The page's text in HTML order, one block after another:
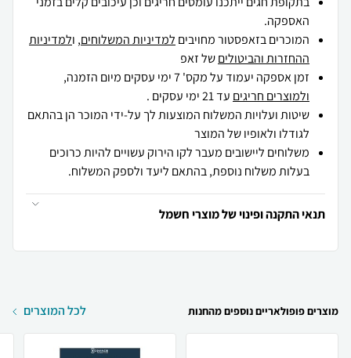
האספקה.
המוכרים בזאפסטור מחויבים למדיניות המשלוחים, ולמדיניות
ההחזרות והביטוליםשל זאפ
זמן אספקה יעמוד על מקס' 7 ימי עסקים מיום הזמנה,
ולמוצרים חריגים עד 21 ימי עסקים .
שיטות ועלויות המשלוח המוצעות לך על-ידי המוכר הן בהתאם
לגודלו ולאופיו של המוצר
משלוחים ליישובים מעבר לקו הירוק עשויים להיות כרוכים
בעלות משלוח נוספת, בהתאם ליעד ולספק המשלוח.
תנאי התקנה ופינוי של מוצרי חשמל
מוצרים פופולאריים נוספים מהחנות לכל המוצרים